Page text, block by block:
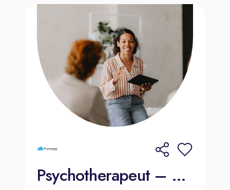
Psychotherapeut – GGZ – Amsterdam